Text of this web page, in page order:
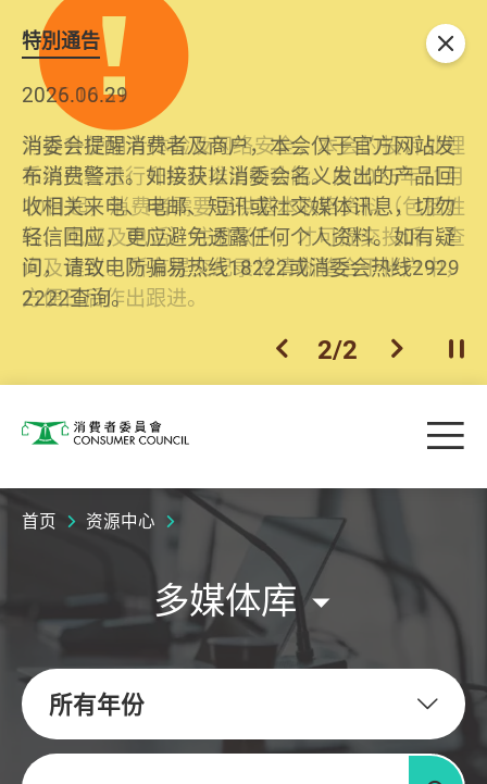
特別通告
2026.06.29
消委会提醒消费者及商户，本会仅于官方网站发
布消费警示。如接获以消委会名义发出的产品回
收相关来电、电邮、短讯或社交媒体讯息，切勿
轻信回应，更应避免透露任何个人资料。如有疑
问，请致电防骗易热线18222或消委会热线2929
2222查询。
2025.10.31
为提升使用者体验及网络安全，本会的投诉处理
系统已经进行升级及推出新功能。由2025年11月
10日起，消费者需要提供基本联络资料（包括姓
名、电邮及电话）注册帐户，才可提交投诉、查
询及建议。所有提交纪录将清晰整合于帐户中，
方便日后作出跟进。
上一个
2/2 下一个开
关闭
消费者委员会 目
首页 资源中心
多媒体库
所有年份
关键字